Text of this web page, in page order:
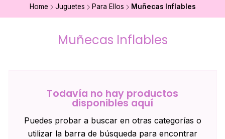
Home Juguetes Para Ellos Muñecas Inflables
Muñecas Inflables
Todavía no hay productos
disponibles aquí
Puedes probar a buscar en otras categorías o
utilizar la barra de búsqueda para encontrar